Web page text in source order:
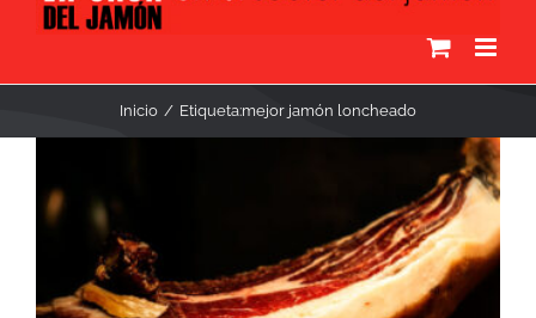
Inicio Etiqueta:mejor jamón loncheado